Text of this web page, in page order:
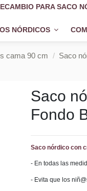
PARA SACO
NÓRDICOS
cama 90 cm
Saco
Saco
Fondo
Saco nórdico con
- En todas las
- Evita que los